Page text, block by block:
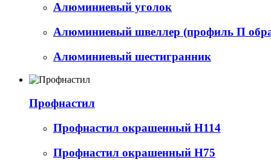
Алюминиевый уголок
Алюминиевый швеллер (профиль П
Алюминиевый шестигранник
Профнастил
Профнастил окрашенный Н114
Профнастил окрашенный Н75